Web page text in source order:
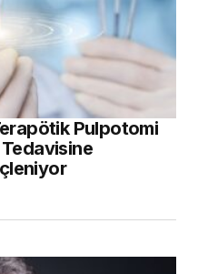
Pulpotomi